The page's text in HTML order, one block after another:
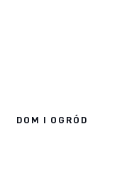
DOM I OGRÓD